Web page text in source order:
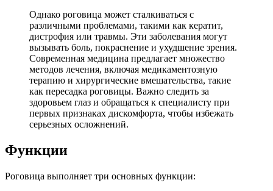
Однако роговица может сталкиваться с
различными проблемами, такими как кератит,
дистрофия или травмы. Эти заболевания могут
вызывать боль, покраснение и ухудшение зрения.
Современная медицина предлагает множество
методов лечения, включая медикаментозную
терапию и хирургические вмешательства, такие
как пересадка роговицы. Важно следить за
здоровьем глаз и обращаться к специалисту при
первых признаках дискомфорта, чтобы избежать
серьезных осложнений.
Функции
Роговица выполняет три основных функции: